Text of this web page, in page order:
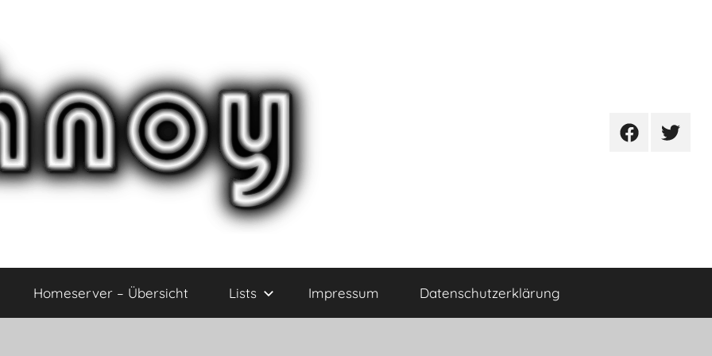
FacebookTwitter
Homeserver – Übersicht Lists Impressum Datenschutzerklärung